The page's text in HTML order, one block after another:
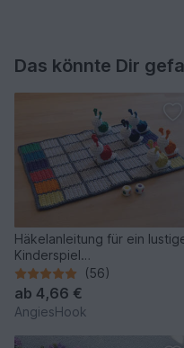
Das könnte Dir
Häkelanleitung für ein
Kinderspiel
"Schneckenrennen"
(56)
ab 4,66 €
AngiesHook